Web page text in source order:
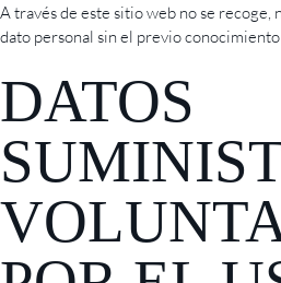
A través de este sitio web no se recoge,
dato personal sin el previo
DATOS